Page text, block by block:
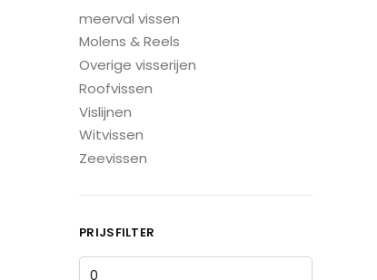
meerval vissen
Molens & Reels
Overige visserijen
Roofvissen
Vislijnen
Witvissen
Zeevissen
PRIJSFILTER